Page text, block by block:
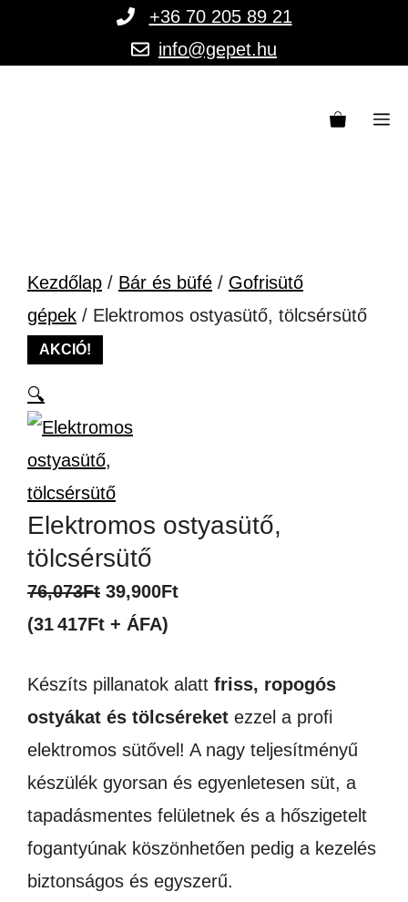
+36 70 205 89 21
info@gepet.hu
Kezdőlap / Bár és büfé / Gofrisütő
gépek / Elektromos ostyasütő, tölcsérsütő
AKCIÓ!
🔍
Elektromos ostyasütő,
tölcsérsütő
76,073Ft Original
price
76,073Ft.
39,900FtCurrent
39,900Ft.
(31 417Ft + ÁFA)
Készíts pillanatok alatt friss, ropogós
ostyákat és tölcséreket ezzel a profi
elektromos sütővel! A nagy teljesítményű
készülék gyorsan és egyenletesen süt, a
tapadásmentes felületnek és a hőszigetelt
fogantyúnak köszönhetően pedig a kezelés
biztonságos és egyszerű.